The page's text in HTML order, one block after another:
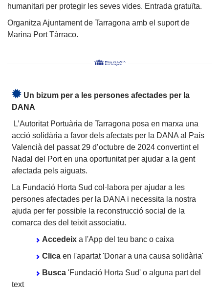
humanitari per protegir les seves vides. Entrada gratuïta.
Organitza Ajuntament de Tarragona amb el suport de
Marina Port Tàrraco.
Un bizum per a les persones afectades per la
DANA
L’Autoritat Portuària de Tarragona posa en marxa una
acció solidària a favor dels afectats per la DANA al País
Valencià del passat 29 d’octubre de 2024 convertint el
Nadal del Port en una oportunitat per ajudar a la gent
afectada pels aiguats.
La Fundació Horta Sud col·labora per ajudar a les
persones afectades per la DANA i necessita la nostra
ajuda per fer possible la reconstrucció social de la
comarca des del teixit associatiu.
Accedeixa l'App del teu banc o caixa
Clicaen l'apartat 'Donar a una causa solidària'
Busca'Fundació Horta Sud' o alguna part del
text